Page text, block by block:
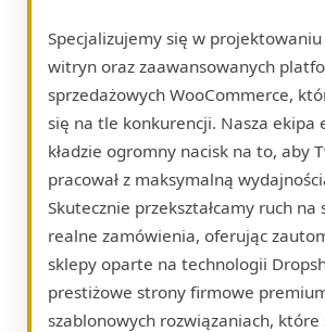
Specjalizujemy się w
witryn oraz zaawansowanych
sprzedażowych WooCommerce,
się na tle konkurencji. Nasza ekipa
kładzie ogromny nacisk na to, aby
pracował z maksymalną
Skutecznie przekształcamy ruch na
realne zamówienia, oferując
sklepy oparte na technologii
prestiżowe strony firmowe
szablonowych rozwiązaniach,